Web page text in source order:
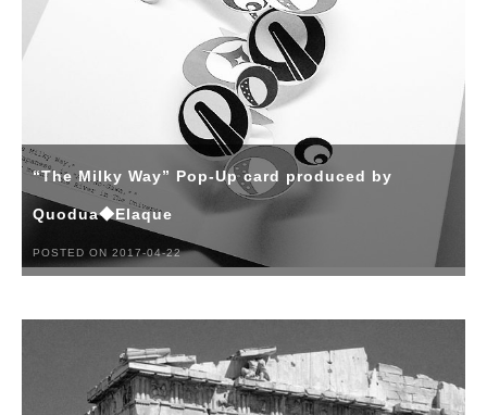
“The Milky Way” Pop-Up card produced by
Quodua◆Elaque
POSTED ON 2017-04-22